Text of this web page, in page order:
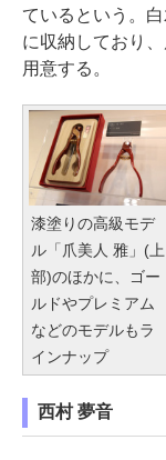
ているという。
に収納しており
用意する。
漆塗りの高級モデ
ル「爪美人 雅」(上
部)のほかに、ゴー
ルドやプレミアム
などのモデルもラ
インナップ
西村 夢音